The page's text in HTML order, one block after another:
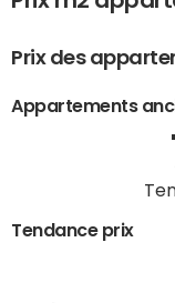
Prix des
Appartements
Tendance prix